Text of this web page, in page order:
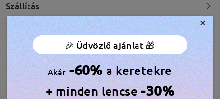
Olvassa el az összes
véleményt
Írjon egy véleményt
Szállítás
Megrendelés leadva
feldolgozási idő
5-7 munkanap részletek
Ingyenes Karcálló Lencsebevonat Tartozék
60 Napos Visszatérítés és Csere
365 Napos Garancia
Bővebben
×
🎉 Üdvözlő ajánlat 🎁
Akár -60% a keretekre
+ minden lencse -30%